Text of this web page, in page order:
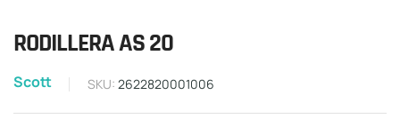
RODILLERA AS 20
Scott SKU: 2622820001006